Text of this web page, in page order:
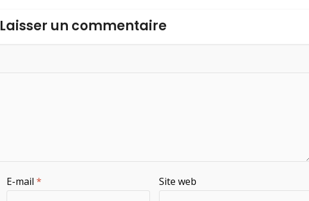
Laisser un commentaire
E-mail * Site web